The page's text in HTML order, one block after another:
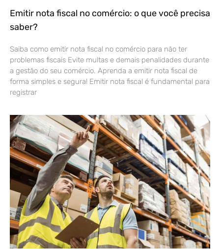
Emitir nota fiscal no comércio: o que você precisa
saber?
Saiba como emitir nota fiscal no comércio para não ter
problemas fiscais Evite multas e demais penalidades durante
a gestão do seu comércio. Aprenda a emitir nota fiscal de
forma simples e segura! Emitir nota fiscal é fundamental para
registrar